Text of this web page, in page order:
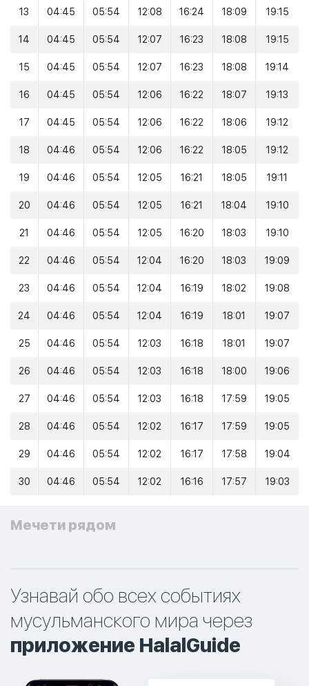
13 04:45 05:54 12:08 16:24 18:09 19:15
14 04:45 05:54 12:07 16:23 18:08 19:15
15 04:45 05:54 12:07 16:23 18:08 19:14
16 04:45 05:54 12:06 16:22 18:07 19:13
17 04:45 05:54 12:06 16:22 18:06 19:12
18 04:46 05:54 12:06 16:22 18:05 19:12
19 04:46 05:54 12:05 16:21 18:05 19:11
20 04:46 05:54 12:05 16:21 18:04 19:10
21 04:46 05:54 12:05 16:20 18:03 19:10
22 04:46 05:54 12:04 16:20 18:03 19:09
23 04:46 05:54 12:04 16:19 18:02 19:08
24 04:46 05:54 12:04 16:19 18:01 19:07
25 04:46 05:54 12:03 16:18 18:01 19:07
26 04:46 05:54 12:03 16:18 18:00 19:06
27 04:46 05:54 12:03 16:18 17:59 19:05
28 04:46 05:54 12:02 16:17 17:59 19:05
29 04:46 05:54 12:02 16:17 17:58 19:04
30 04:46 05:54 12:02 16:16 17:57 19:03
Мечети рядом
Узнавай обо всех событиях
мусульманского мира через
приложение HalalGuide